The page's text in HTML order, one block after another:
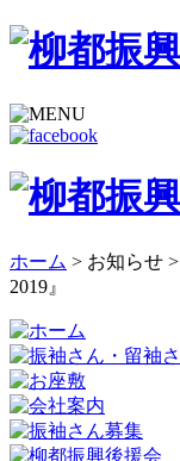
ホーム > お知らせ >
2019』